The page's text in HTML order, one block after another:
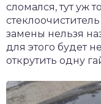
сломался, тут уж
замены нельзя
для этого будет
открутить одну